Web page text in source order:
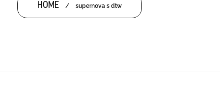
HOME / supernova s dtw